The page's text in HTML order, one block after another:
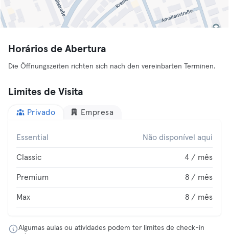
Horários de Abertura
Die Öffnungszeiten richten sich nach den vereinbarten Terminen.
Limites de Visita
Privado Empresa
Essential Não disponível aqui
Classic 4 / mês
Premium 8 / mês
Max 8 / mês
Algumas aulas ou atividades podem ter limites de check-in